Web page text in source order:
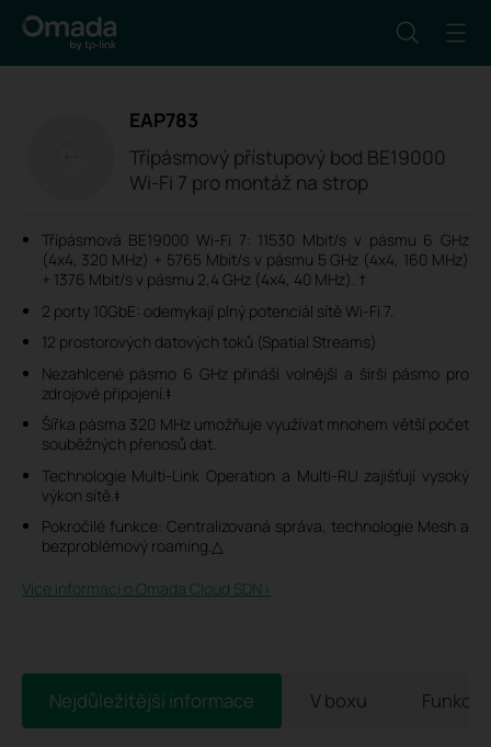
EAP783
Třípásmový přístupový bod BE19000
Wi-Fi 7 pro montáž na strop
Třípásmová BE19000 Wi-Fi 7: 11530 Mbit/s v pásmu 6 GHz
(4x4, 320 MHz) + 5765 Mbit/s v pásmu 5 GHz (4x4, 160 MHz)
+ 1376 Mbit/s v pásmu 2,4 GHz (4x4, 40 MHz). †
2 porty 10GbE: odemykají plný potenciál sítě Wi-Fi 7.
12 prostorových datových toků (Spatial Streams)
Nezahlcené pásmo 6 GHz přináší volnější a širší pásmo pro
zdrojové připojení.‡
Šířka pásma 320 MHz umožňuje využívat mnohem větší počet
souběžných přenosů dat.
Technologie Multi-Link Operation a Multi-RU zajišťují vysoký
výkon sítě.‡
Pokročilé funkce: Centralizovaná správa, technologie Mesh a
bezproblémový roaming.△
Více informací o Omada Cloud SDN>​
Nejdůležitější informace V boxu Funkce